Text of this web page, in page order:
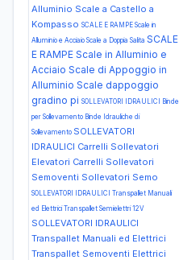
Alluminio Scale a Castello a
Kompasso SCALE E RAMPE Scale in
Alluminio e Acciaio Scale a Doppia Salita SCALE
E RAMPE Scale in Alluminio e
Acciaio Scale di Appoggio in
Alluminio Scale dappoggio
gradino pi SOLLEVATORI IDRAULICI Binde
per Sollevamento Binde Idrauliche di
Sollevamento SOLLEVATORI
IDRAULICI Carrelli Sollevatori
Elevatori Carrelli Sollevatori
Semoventi Sollevatori Semo
SOLLEVATORI IDRAULICI Transpallet Manuali
ed Elettrici Transpallet Semielettri 12V
SOLLEVATORI IDRAULICI
Transpallet Manuali ed Elettrici
Transpallet Semoventi Elettrici